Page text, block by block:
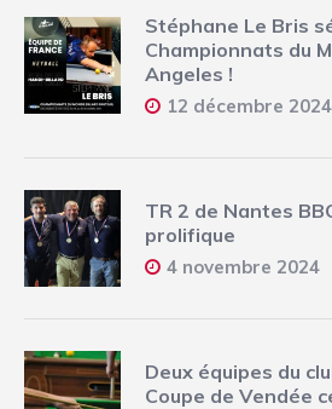
Stéphane Le Bris
Championnats du
Angeles !
12 décembre 2024
TR 2 de Nantes
prolifique
4 novembre 2024
Deux équipes du
Coupe de Vendée